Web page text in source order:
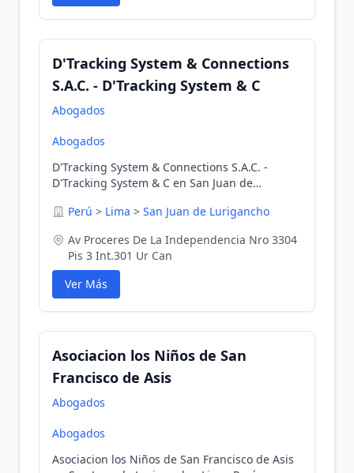
D'Tracking System & Connections
S.A.C. - D'Tracking System & C
Abogados
Abogados
D'Tracking System & Connections S.A.C. -
D'Tracking System & C en San Juan de
Perú > Lima > San Juan de Lurigancho
Av Proceres De La Independencia Nro 3304
Pis 3 Int.301 Ur Can
Ver Más
Asociacion los Niños de San
Francisco de Asis
Abogados
Abogados
Asociacion los Niños de San Francisco de Asis